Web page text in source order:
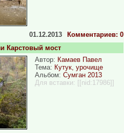
Комментариев: 0
01.12.2013
Карстовый мост
Автор: Камаев Павел
Тема: Кутук, урочище
Альбом: Сумган 2013
Для вставки: [[nid:17986]]